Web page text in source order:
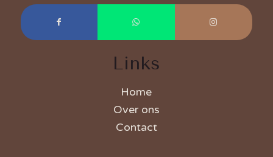
Links
Home
Over ons
Contact